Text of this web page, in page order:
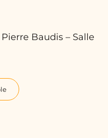
Baudis – Salle